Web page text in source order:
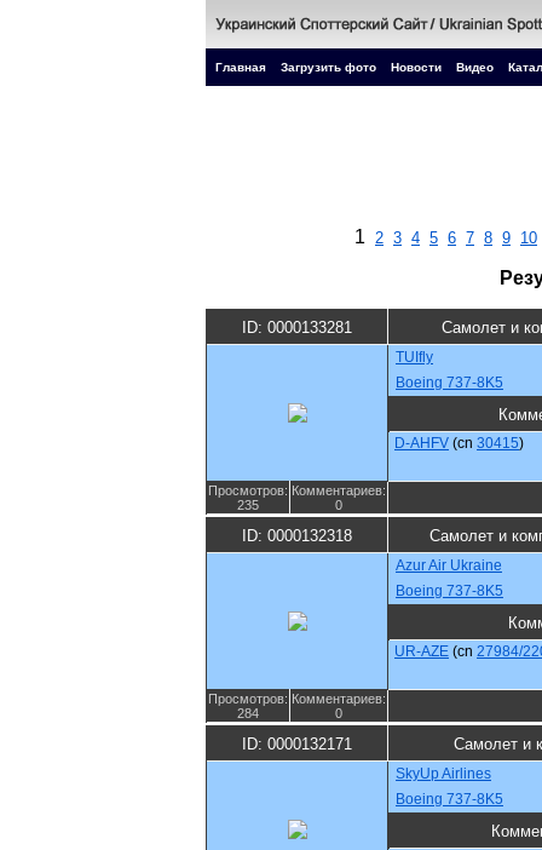
Главная Загрузить фото Новости Видео
1 2 3 4 5 6 7 8 9 10
ID: 0000133281 Самолет и
TUIfly
Boeing 737-8K5
D-AHFV (cn 30415)
Просмотров:
235
Комментариев:
0
ID: 0000132318 Самолет и
Azur Air Ukraine
Boeing 737-8K5
UR-AZE (cn 27984/
Просмотров:
284
Комментариев:
0
ID: 0000132171 Самолет и
SkyUp Airlines
Boeing 737-8K5